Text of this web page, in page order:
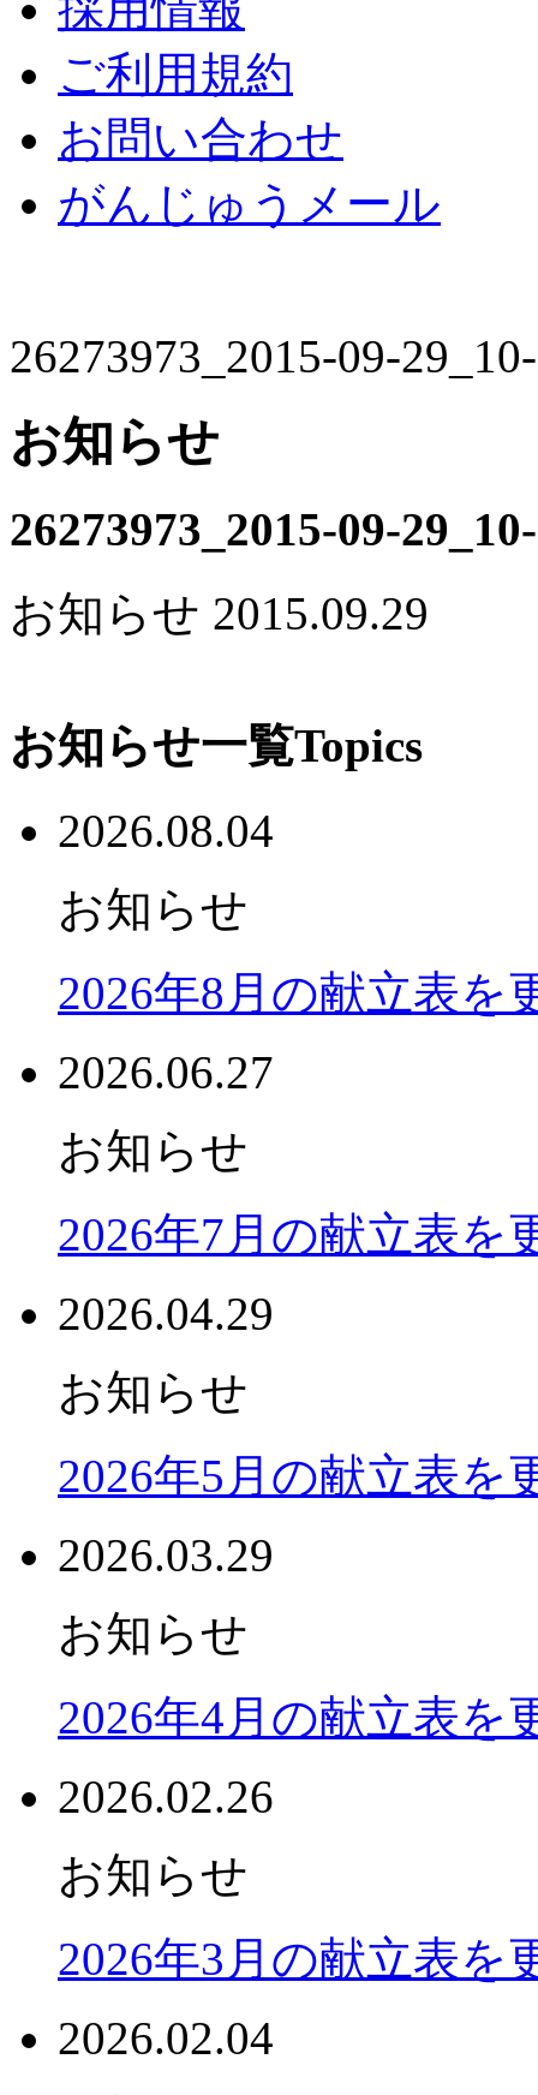
ご利用規約
お問い合わせ
がんじゅうメール
26273973_2015-09-
お知らせ
26273973_2015-09-
お知らせ 2015.09.29
お知らせ一覧Topics
2026.08.04
お知らせ
2026年8月の献立表を
2026.06.27
お知らせ
2026年7月の献立表を
2026.04.29
お知らせ
2026年5月の献立表を
2026.03.29
お知らせ
2026年4月の献立表を
2026.02.26
お知らせ
2026年3月の献立表を
2026.02.04